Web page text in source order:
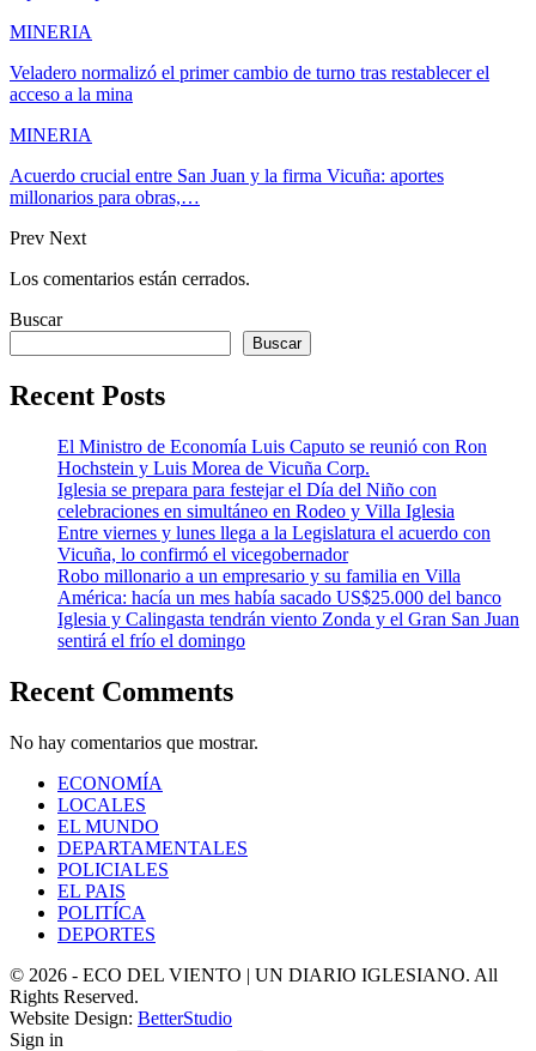
MINERIA
Veladero normalizó el primer cambio de turno tras restablecer el
acceso a la mina
MINERIA
Acuerdo crucial entre San Juan y la firma Vicuña: aportes
millonarios para obras,…
Prev Next
Los comentarios están cerrados.
Buscar
Buscar
Recent Posts
El Ministro de Economía Luis Caputo se reunió con Ron
Hochstein y Luis Morea de Vicuña Corp.
Iglesia se prepara para festejar el Día del Niño con
celebraciones en simultáneo en Rodeo y Villa Iglesia
Entre viernes y lunes llega a la Legislatura el acuerdo con
Vicuña, lo confirmó el vicegobernador
Robo millonario a un empresario y su familia en Villa
América: hacía un mes había sacado US$25.000 del banco
Iglesia y Calingasta tendrán viento Zonda y el Gran San Juan
sentirá el frío el domingo
Recent Comments
No hay comentarios que mostrar.
ECONOMÍA
LOCALES
EL MUNDO
DEPARTAMENTALES
POLICIALES
EL PAIS
POLITÍCA
DEPORTES
© 2026 - ECO DEL VIENTO | UN DIARIO IGLESIANO. All
Rights Reserved.
Website Design: BetterStudio
Sign in